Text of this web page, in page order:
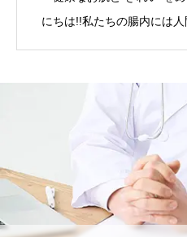
にちは!!私たちの腸内には人